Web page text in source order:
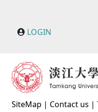
LOGIN
SiteMap | Contact us |